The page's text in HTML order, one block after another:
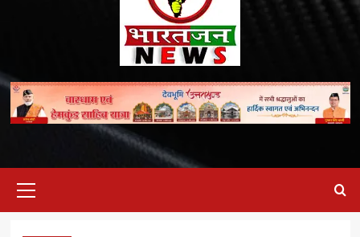
Menu